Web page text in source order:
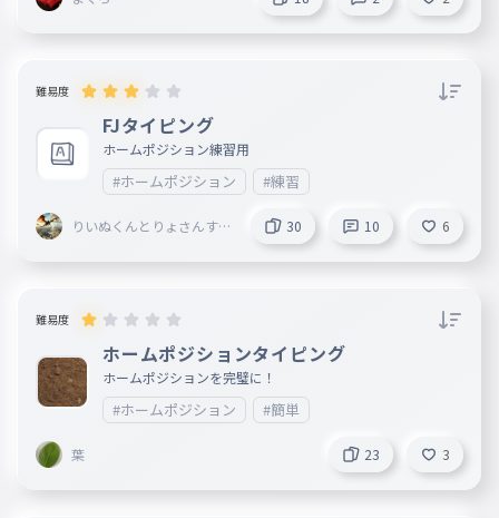
難易度
FJタイピング
ホームポジション練習用
#ホームポジション #練習
りいぬくんとりょさんすき
30 10 6
難易度
ホームポジションタイピング
ホームポジションを完璧に！
#ホームポジション #簡単
葉 23 3